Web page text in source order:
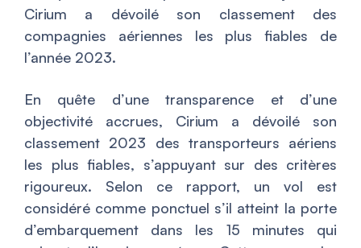
Cirium a dévoilé son classement des
compagnies aériennes les plus fiables de
l’année 2023.
En quête d’une transparence et d’une
objectivité accrues, Cirium a dévoilé son
classement 2023 des transporteurs aériens
les plus fiables, s’appuyant sur des critères
rigoureux. Selon ce rapport, un vol est
considéré comme ponctuel s’il atteint la porte
d’embarquement dans les 15 minutes qui